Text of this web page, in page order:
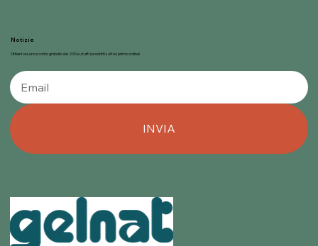
Notizie
Ottieni ora uno sconto gratuito del 20% su tutti i prodotti sul tuo primo ordine!
INVIA